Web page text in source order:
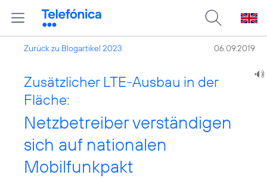
Zurück zu Blogartikel 2023 06.09.2019
Zusätzlicher LTE-Ausbau in der
Fläche:
Netzbetreiber verständigen
sich auf nationalen
Mobilfunkpakt